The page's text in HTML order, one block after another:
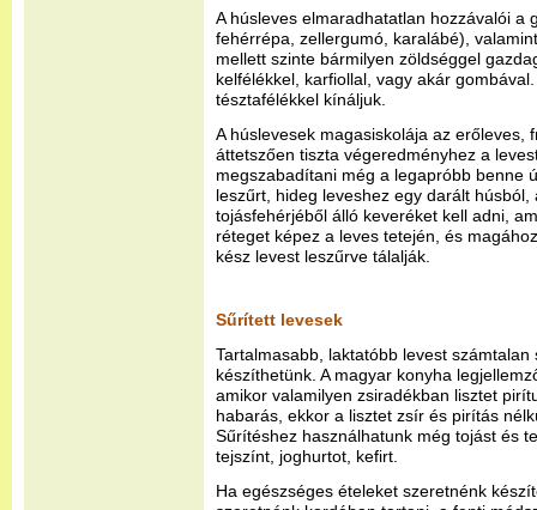
A húsleves elmaradhatatlan hozzávalói a
fehérrépa, zellergumó, karalábé),
mellett szinte bármilyen zöldséggel
kelfélékkel, karfiollal, vagy akár
tésztafélékkel kínáljuk.
A húslevesek magasiskolája az erőleves,
áttetszően tiszta végeredményhez a
megszabadítani még a legapróbb benne
leszűrt, hideg leveshez egy darált
tojásfehérjéből álló keveréket kell adni,
réteget képez a leves tetején, és
kész levest leszűrve tálalják.
Sűrített levesek
Tartalmasabb, laktatóbb levest
készíthetünk. A magyar konyha
amikor valamilyen zsiradékban lisztet
habarás, ekkor a lisztet zsír és pirítás
Sűrítéshez használhatunk még tojást és
tejszínt, joghurtot, kefirt.
Ha egészséges ételeket szeretnénk